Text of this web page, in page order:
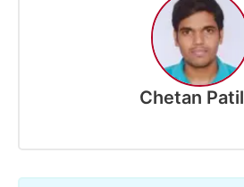
Chetan Patil